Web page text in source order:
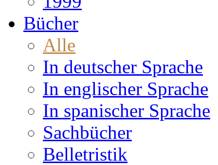
Bücher
Alle
In deutscher Sprache
In englischer Sprache
In spanischer Sprache
Sachbücher
Belletristik